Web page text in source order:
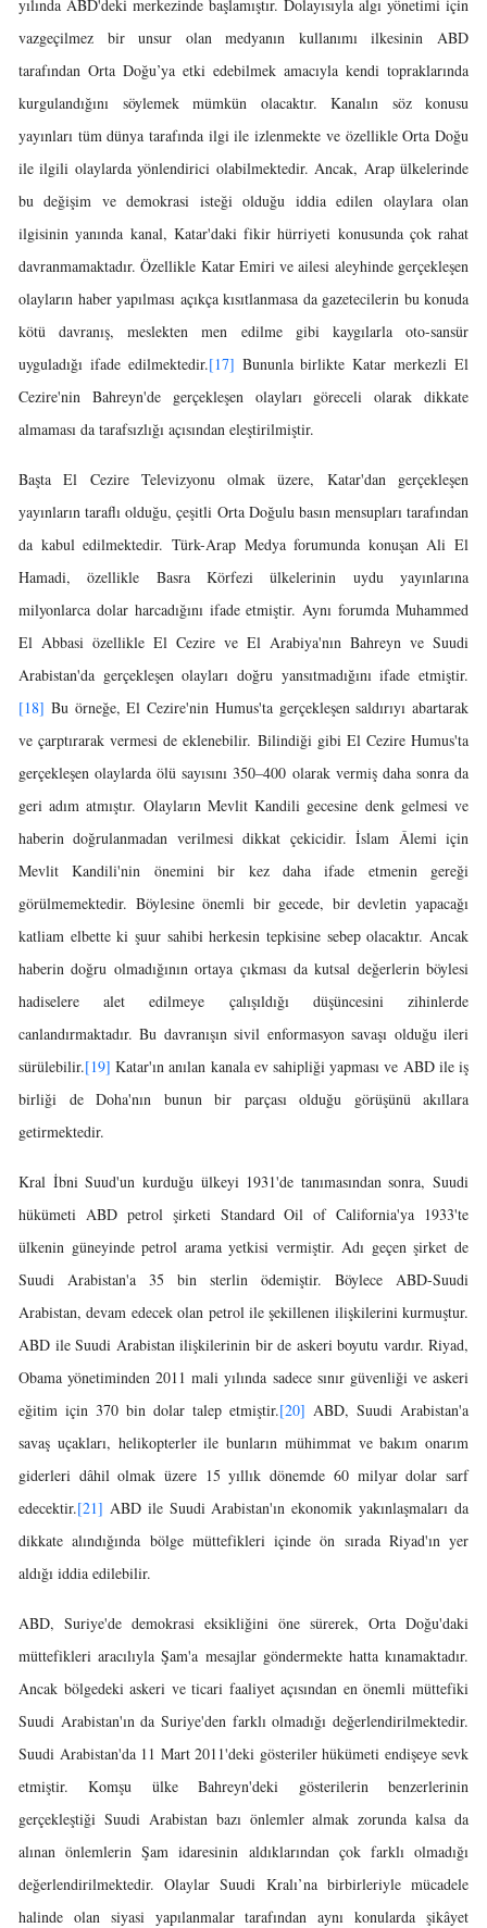
yılında ABD'deki merkezinde başlamıştır. Dolayısıyla algı yönetimi için
vazgeçilmez bir unsur olan medyanın kullanımı ilkesinin ABD
tarafından Orta Doğu’ya etki edebilmek amacıyla kendi topraklarında
kurgulandığını söylemek mümkün olacaktır. Kanalın söz konusu
yayınları tüm dünya tarafında ilgi ile izlenmekte ve özellikle Orta Doğu
ile ilgili olaylarda yönlendirici olabilmektedir. Ancak, Arap ülkelerinde
bu değişim ve demokrasi isteği olduğu iddia edilen olaylara olan
ilgisinin yanında kanal, Katar'daki fikir hürriyeti konusunda çok rahat
davranmamaktadır. Özellikle Katar Emiri ve ailesi aleyhinde gerçekleşen
olayların haber yapılması açıkça kısıtlanmasa da gazetecilerin bu konuda
kötü davranış, meslekten men edilme gibi kaygılarla oto-sansür
uyguladığı ifade edilmektedir.[17] Bununla birlikte Katar merkezli El
Cezire'nin Bahreyn'de gerçekleşen olayları göreceli olarak dikkate
almaması da tarafsızlığı açısından eleştirilmiştir.
Başta El Cezire Televizyonu olmak üzere, Katar'dan gerçekleşen
yayınların taraflı olduğu, çeşitli Orta Doğulu basın mensupları tarafından
da kabul edilmektedir. Türk-Arap Medya forumunda konuşan Ali El
Hamadi, özellikle Basra Körfezi ülkelerinin uydu yayınlarına
milyonlarca dolar harcadığını ifade etmiştir. Aynı forumda Muhammed
El Abbasi özellikle El Cezire ve El Arabiya'nın Bahreyn ve Suudi
Arabistan'da gerçekleşen olayları doğru yansıtmadığını ifade etmiştir.
[18] Bu örneğe, El Cezire'nin Humus'ta gerçekleşen saldırıyı abartarak
ve çarptırarak vermesi de eklenebilir. Bilindiği gibi El Cezire Humus'ta
gerçekleşen olaylarda ölü sayısını 350–400 olarak vermiş daha sonra da
geri adım atmıştır. Olayların Mevlit Kandili gecesine denk gelmesi ve
haberin doğrulanmadan verilmesi dikkat çekicidir. İslam Âlemi için
Mevlit Kandili'nin önemini bir kez daha ifade etmenin gereği
görülmemektedir. Böylesine önemli bir gecede, bir devletin yapacağı
katliam elbette ki şuur sahibi herkesin tepkisine sebep olacaktır. Ancak
haberin doğru olmadığının ortaya çıkması da kutsal değerlerin böylesi
hadiselere alet edilmeye çalışıldığı düşüncesini zihinlerde
canlandırmaktadır. Bu davranışın sivil enformasyon savaşı olduğu ileri
sürülebilir.[19] Katar'ın anılan kanala ev sahipliği yapması ve ABD ile iş
birliği de Doha'nın bunun bir parçası olduğu görüşünü akıllara
getirmektedir.
Kral İbni Suud'un kurduğu ülkeyi 1931'de tanımasından sonra, Suudi
hükümeti ABD petrol şirketi Standard Oil of California'ya 1933'te
ülkenin güneyinde petrol arama yetkisi vermiştir. Adı geçen şirket de
Suudi Arabistan'a 35 bin sterlin ödemiştir. Böylece ABD-Suudi
Arabistan, devam edecek olan petrol ile şekillenen ilişkilerini kurmuştur.
ABD ile Suudi Arabistan ilişkilerinin bir de askeri boyutu vardır. Riyad,
Obama yönetiminden 2011 mali yılında sadece sınır güvenliği ve askeri
eğitim için 370 bin dolar talep etmiştir.[20] ABD, Suudi Arabistan'a
savaş uçakları, helikopterler ile bunların mühimmat ve bakım onarım
giderleri dâhil olmak üzere 15 yıllık dönemde 60 milyar dolar sarf
edecektir.[21] ABD ile Suudi Arabistan'ın ekonomik yakınlaşmaları da
dikkate alındığında bölge müttefikleri içinde ön sırada Riyad'ın yer
aldığı iddia edilebilir.
ABD, Suriye'de demokrasi eksikliğini öne sürerek, Orta Doğu'daki
müttefikleri aracılıyla Şam'a mesajlar göndermekte hatta kınamaktadır.
Ancak bölgedeki askeri ve ticari faaliyet açısından en önemli müttefiki
Suudi Arabistan'ın da Suriye'den farklı olmadığı değerlendirilmektedir.
Suudi Arabistan'da 11 Mart 2011'deki gösteriler hükümeti endişeye sevk
etmiştir. Komşu ülke Bahreyn'deki gösterilerin benzerlerinin
gerçekleştiği Suudi Arabistan bazı önlemler almak zorunda kalsa da
alınan önlemlerin Şam idaresinin aldıklarından çok farklı olmadığı
değerlendirilmektedir. Olaylar Suudi Kralı’na birbirleriyle mücadele
halinde olan siyasi yapılanmalar tarafından aynı konularda şikâyet